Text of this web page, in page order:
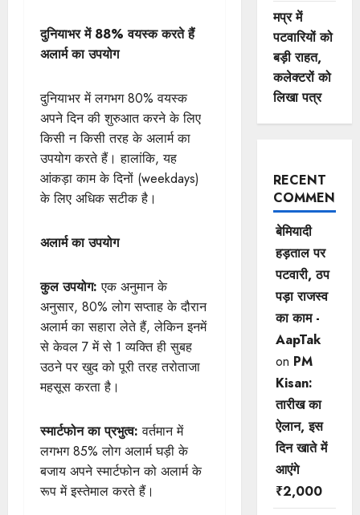
दुनियाभर में 88% वयस्क करते हैं
अलार्म का उपयोग
दुनियाभर में लगभग 80% वयस्क
अपने दिन की शुरुआत करने के लिए
किसी न किसी तरह के अलार्म का
उपयोग करते हैं। हालांकि, यह
आंकड़ा काम के दिनों (weekdays)
के लिए अधिक सटीक है।
अलार्म का उपयोग
कुल उपयोग:एक अनुमान के
अनुसार, 80% लोग सप्ताह के दौरान
अलार्म का सहारा लेते हैं, लेकिन इनमें
से केवल 7 में से 1 व्यक्ति ही सुबह
उठने पर खुद को पूरी तरह तरोताजा
महसूस करता है।
स्मार्टफोन का प्रभुत्व: वर्तमान में
लगभग 85% लोग अलार्म घड़ी के
बजाय अपने स्मार्टफोन को अलार्म के
रूप में इस्तेमाल करते हैं।
मप्र में
पटवारियों को
बड़ी राहत,
कलेक्टरों को
लिखा पत्र
RECENT
COMMENTS
बेमियादी
हड़ताल पर
पटवारी, ठप
पड़ा राजस्व
का काम -
AapTak
on PM
Kisan:
तारीख का
ऐलान, इस
दिन खाते में
आएंगे
₹2,000